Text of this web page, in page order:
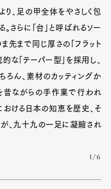
、足の甲全体をやさしく包
さらに「台」と呼ばれるソー
先まで同じ厚さの「フラット
な「テーパー型」を採用し、
ろん、素材のカッティングか
昔ながらの手作業で行われ
おける日本の知恵を歴史、そ
、九十九の一足に凝縮され
1/6